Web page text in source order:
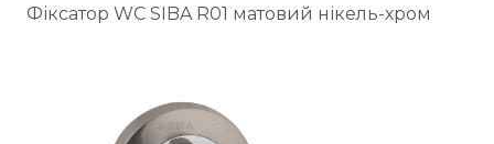
Фіксатор WC SIBA R01 матовий нікель-хром